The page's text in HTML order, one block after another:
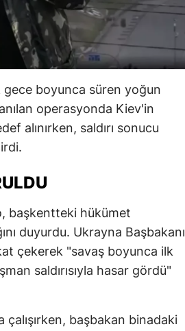
gece boyunca süren yoğun
operasyonda Kiev'in
alınırken, saldırı sonucu
başkentteki hükümet
duyurdu. Ukrayna Başbakanı
çekerek "savaş boyunca ilk
saldırısıyla hasar gördü"
çalışırken, başbakan binadaki